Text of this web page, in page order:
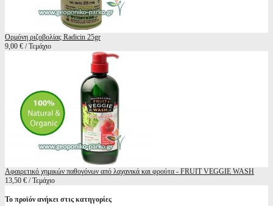
Ορμόνη ριζοβολίας Radicin 25gr
9,00 € / Τεμάχιο
Αφαιρετικό χημικών παθογόνων από λαχανικά και φρούτα - FRUIT VEGGIE WASH
13,50 € / Τεμάχιο
Το προϊόν ανήκει στις κατηγορίες